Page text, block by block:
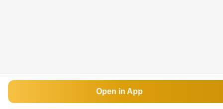
Open in App